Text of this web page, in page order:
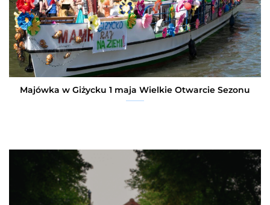
Majówka w Giżycku 1 maja Wielkie Otwarcie Sezonu